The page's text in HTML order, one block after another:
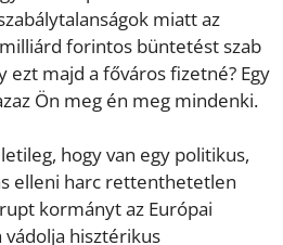
miatt az
forintos büntetést szab
ezt majd a főváros fizetné? Egy
Ön meg én meg mindenki.
hogy van egy politikus,
elleni harc rettenthetetlen
kormányt az Európai
hisztérikus